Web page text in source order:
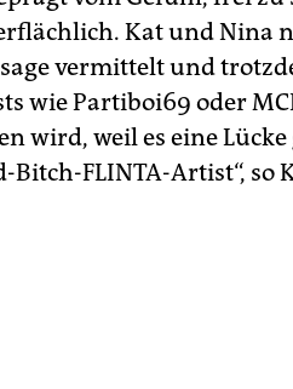
Kat und Nina
vermittelt und
wie Partiboi69 oder
wird, weil es eine Lücke
FLINTA-Artist“, so